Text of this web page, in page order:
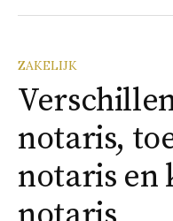
ZAKELIJK
notaris,
notaris en